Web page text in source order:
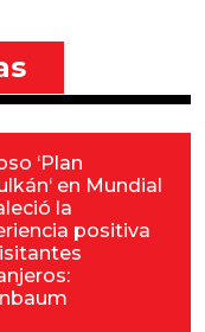
‘Plan
en Mundial
la
positiva